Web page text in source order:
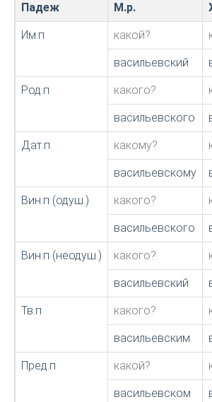
Падеж М.р.
Им.п какой?
васильевский
Род.п какого?
васильевского
Дат.п какому?
васильевскому
Вин.п (одуш.) какого?
васильевского
Вин.п (неодуш.) какого?
васильевский
Тв.п какого?
васильевским
Пред.п какой?
васильевском